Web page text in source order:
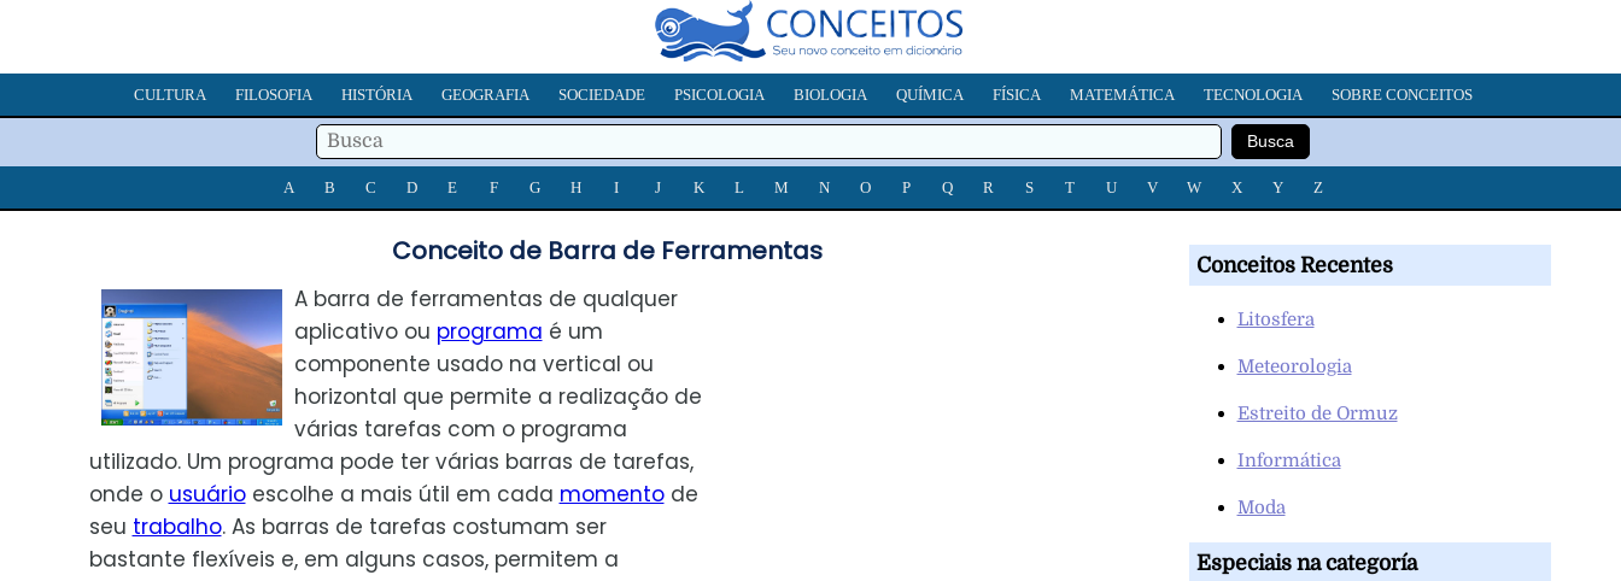
CULTURA FILOSOFIA HISTÓRIA GEOGRAFIA SOCIEDADE PSICOLOGIA BIOLOGIA QUÍMICA FÍSICA MATEMÁTICA TECNOLOGIA SOBRE CONCEITOS
A B C D E F G H I J K L M N O P Q R S T U V W X Y Z
Conceito de Barra de Ferramentas
A barra de ferramentas de qualquer
aplicativo ou programa é um
componente usado na vertical ou
horizontal que permite a realização de
várias tarefas com o programa
utilizado. Um programa pode ter várias barras de tarefas,
onde o usuárioescolhe a mais útil em cada momentode
seu trabalho. As barras de tarefas costumam ser
bastante flexíveis e, em alguns casos, permitem a
Conceitos Recentes
Litosfera
Meteorologia
Estreito de Ormuz
Informática
Moda
Especiais na categoría